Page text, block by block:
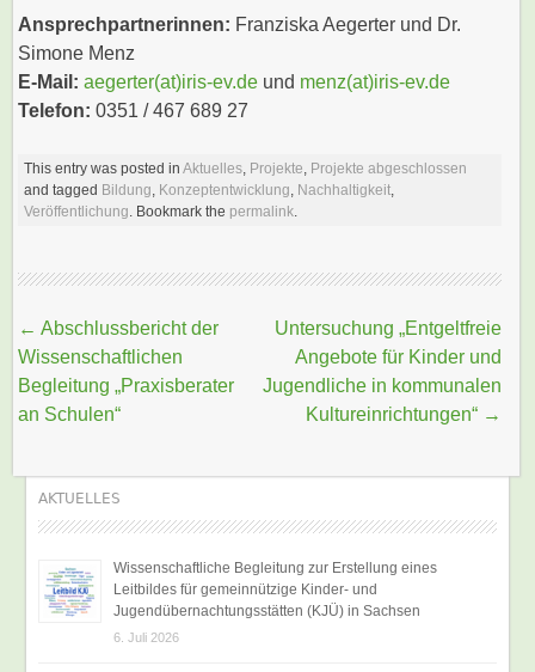
Ansprechpartnerinnen: Franziska Aegerter und Dr.
Simone Menz
E-Mail: aegerter(at)iris-ev.de und menz(at)iris-ev.de
Telefon: 0351 / 467 689 27
This entry was posted inAktuelles, Projekte, Projekte abgeschlossen
and tagged Bildung, Konzeptentwicklung, Nachhaltigkeit,
Veröffentlichung. Bookmark the permalink.
Beitragsnavigation
← Abschlussbericht der
Wissenschaftlichen
Begleitung „Praxisberater
an Schulen“
Untersuchung „Entgeltfreie
Angebote für Kinder und
Jugendliche in kommunalen
Kultureinrichtungen“ →
AKTUELLES
Wissenschaftliche Begleitung zur Erstellung eines
Leitbildes für gemeinnützige Kinder- und
Jugendübernachtungsstätten (KJÜ) in Sachsen
6. Juli 2026